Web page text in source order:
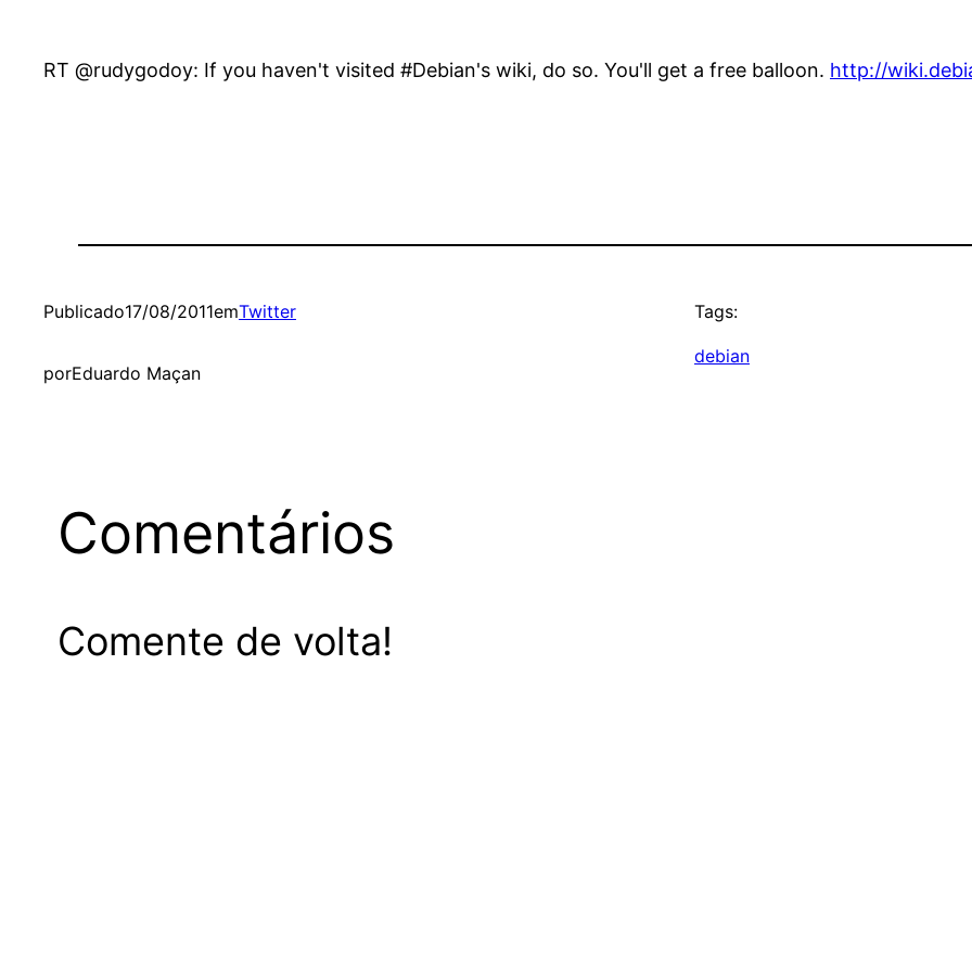
RT @rudygodoy: If you haven't visited #Debian's wiki, do so. You'll get a free balloon. http://
Publicado17/08/2011emTwitter
porEduardo Maçan
Tags:
debian
Comentários
Comente de volta!